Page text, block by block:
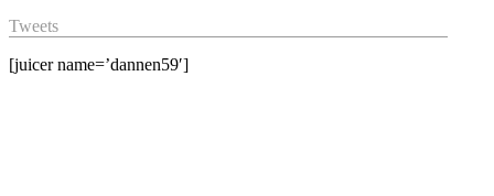
Tweets
[juicer name=’dannen59′]